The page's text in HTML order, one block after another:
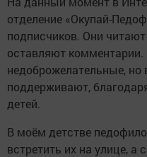
отделение «Окупай-
подписчиков. Они
оставляют комментарии.
недоброжелательные,
поддерживают,
детей.
В моём детстве
встретить их на улице,